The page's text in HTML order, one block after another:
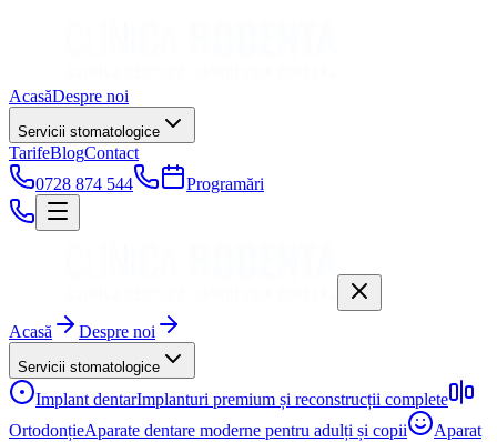
AcasăDespre noi
Servicii stomatologice
TarifeBlogContact
0728 874 544
Programări
Acasă Despre noi
Servicii stomatologice
Implant dentarImplanturi premium și reconstrucții complete
OrtodonțieAparate dentare moderne pentru adulți și copii
Aparat